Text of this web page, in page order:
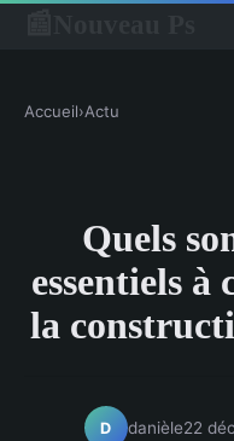
Accueil›Actu
Quels
essentiels à
la
D danièle22